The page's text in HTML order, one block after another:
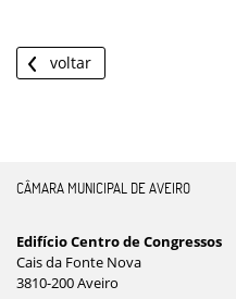
voltar
CÂMARA MUNICIPAL DE AVEIRO
Edifício Centro de Congressos
Cais da Fonte Nova
3810-200 Aveiro